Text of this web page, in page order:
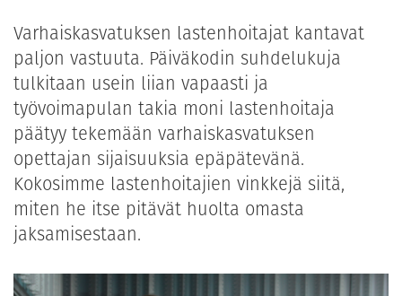
Varhaiskasvatuksen lastenhoitajat kantavat
paljon vastuuta. Päiväkodin suhdelukuja
tulkitaan usein liian vapaasti ja
työvoimapulan takia moni lastenhoitaja
päätyy tekemään varhaiskasvatuksen
opettajan sijaisuuksia epäpätevänä.
Kokosimme lastenhoitajien vinkkejä siitä,
miten he itse pitävät huolta omasta
jaksamisestaan.